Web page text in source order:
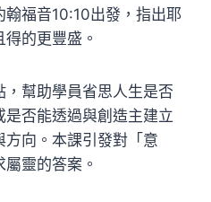
福音10:10出發，指出耶
的更豐盛。
幫助學員省思人生是否
否能透過與創造主建立
方向。本課引發對「意
靈的答案。